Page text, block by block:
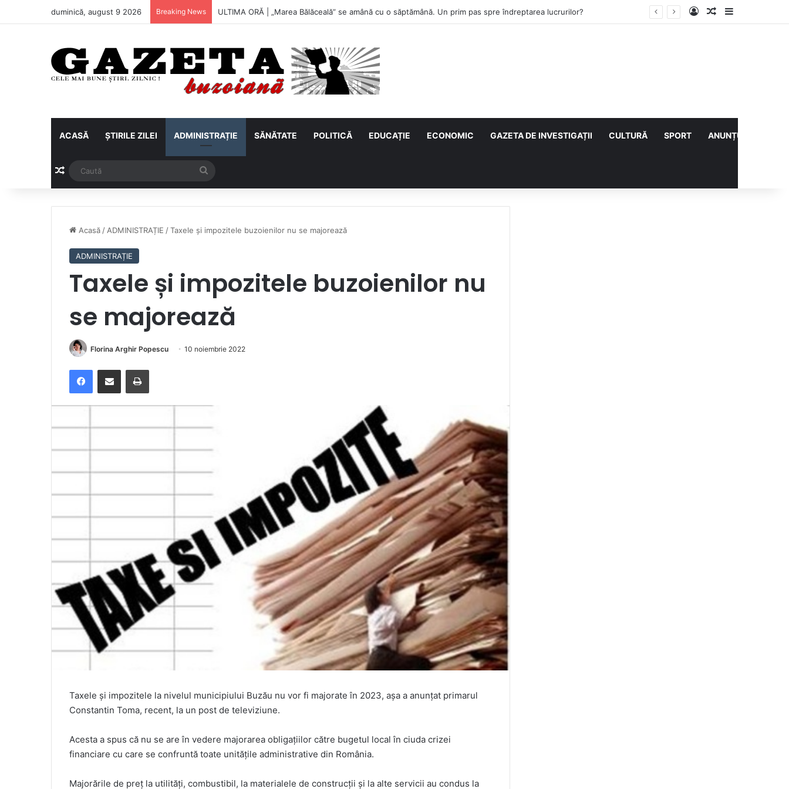
duminică, august 9 2026 Breaking News ULTIMA ORĂ | „Marea Bălăceală” se amână cu o săptămână. Un prim pas spre îndreptarea lucrurilor? Log InArticol aleatoriu
Sidebar
ACASĂ ȘTIRILE ZILEI ADMINISTRAȚIE SĂNĂTATE POLITICĂ EDUCAȚIE ECONOMIC GAZETA DE INVESTIGAȚII CULTURĂ SPORT ANUNȚURI
Articol aleatoriu
Acasă / ADMINISTRAȚIE /Taxele și impozitele buzoienilor nu se majorează
ADMINISTRAȚIE
Taxele și impozitele buzoienilor nu
se majorează
Florina Arghir Popescu 10 noiembrie 2022
FacebookDistribuie prin e-mail Imprimare
Taxele și impozitele la nivelul municipiului Buzău nu vor fi majorate în 2023, așa a anunțat primarul
Constantin Toma, recent, la un post de televiziune.
Acesta a spus că nu se are în vedere majorarea obligațiilor către bugetul local în ciuda crizei
financiare cu care se confruntă toate unitățile administrative din România.
Majorările de preț la utilități, combustibil, la materialele de construcții și la alte servicii au condus la